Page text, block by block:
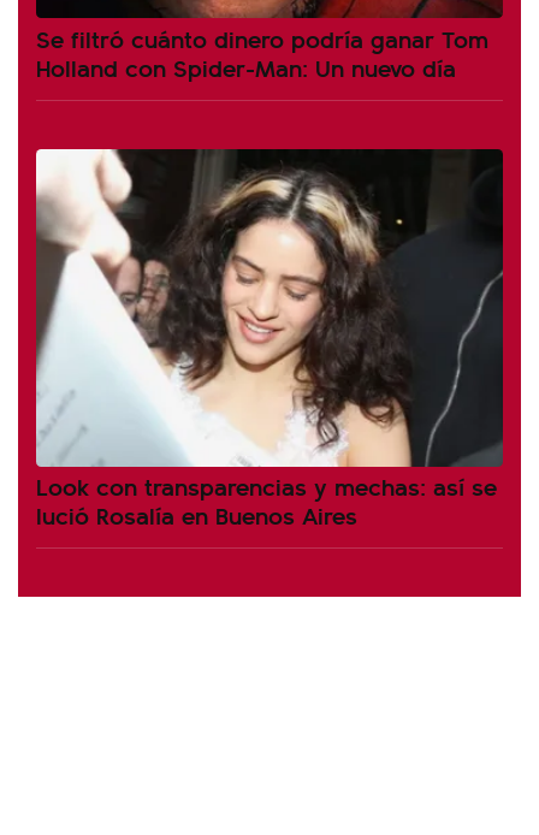
Se filtró cuánto dinero podría ganar Tom
Holland con Spider-Man: Un nuevo día
Look con transparencias y mechas: así se
lució Rosalía en Buenos Aires